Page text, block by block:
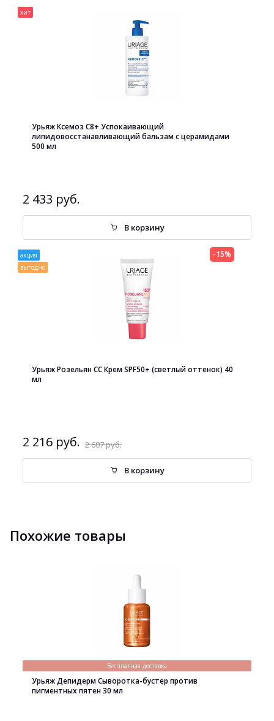
хит
Урьяж Ксемоз С8+ Успокаивающий
липидовосстанавливающий бальзам с церамидами
500 мл
2 433 руб.
В корзину
акция
выгодно
Урьяж Розельян СС Крем SPF50+ (светлый оттенок) 40
мл
2 216 руб. 2 607 руб.
-15%
В корзину
Похожие товары
Бесплатная доставка
Урьяж Депидерм Сыворотка-бустер против
пигментных пятен 30 мл